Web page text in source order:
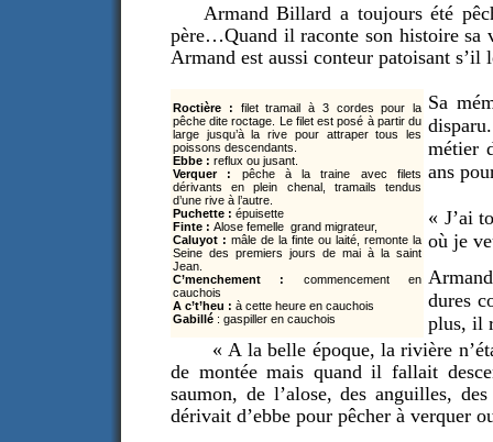
Armand Billard a toujours été
père…Quand il raconte son histoire sa
Armand est aussi conteur patoisant s’il
Roctière : filet tramail à 3 cordes pour la
pêche dite roctage. Le filet est posé à partir du
large jusqu’à la rive pour attraper tous les
poissons descendants.
Ebbe : reflux ou jusant.
Verquer : pêche à la traine avec filets
dérivants en plein chenal, tramails tendus
d’une rive à l’autre.
Puchette : épuisette
Finte : Alose femelle grand migrateur,
Caluyot : mâle de la finte ou laité, remonte la
Seine des premiers jours de mai à la saint
Jean.
C’menchement : commencement en
cauchois
A c’t’heu : à cette heure en cauchois
Gabillé : gaspiller en cauchois
Sa
métier
ans
« J’ai
où je
dures
plus, il
« A la belle époque, la rivière
de montée mais quand il fallait
saumon, de l’alose, des anguilles,
dérivait d’ebbe pour pêcher à verquer